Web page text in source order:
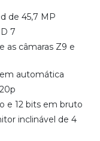
de 45,7 MP
7
as câmaras Z9 e
automática
e 12 bits em bruto
inclinável de 4